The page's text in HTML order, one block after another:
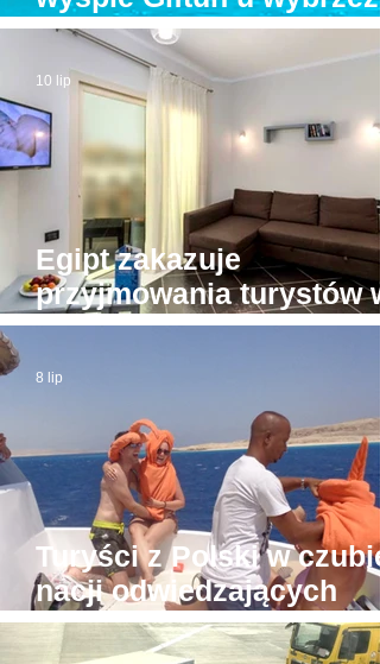
Hurghady. Na pokładzie
było kilkunastu turystów
Egipt zakazuje
przyjmowania turystów w
apartamentach bez
10 lip
Turyści z Polski w czubie
nacji odwiedzających
Hurghadę
8 lip